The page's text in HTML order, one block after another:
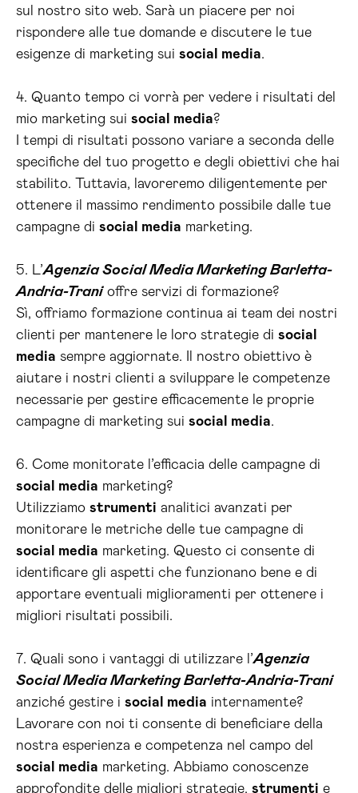
sul nostro sito web. Sarà un piacere per noi
rispondere alle tue domande e discutere le tue
esigenze di marketing sui social media.
4. Quanto tempo ci vorrà per vedere i risultati del
mio marketing sui social media?
I tempi di risultati possono variare a seconda delle
specifiche del tuo progetto e degli obiettivi che hai
stabilito. Tuttavia, lavoreremo diligentemente per
ottenere il massimo rendimento possibile dalle tue
campagne di social media marketing.
5. L’Agenzia Social Media Marketing Barletta-
Andria-Tranioffre servizi di formazione?
Sì, offriamo formazione continua ai team dei nostri
clienti per mantenere le loro strategie di social
media sempre aggiornate. Il nostro obiettivo è
aiutare i nostri clienti a sviluppare le competenze
necessarie per gestire efficacemente le proprie
campagne di marketing sui social media.
6. Come monitorate l’efficacia delle campagne di
social media marketing?
Utilizziamo strumenti analitici avanzati per
monitorare le metriche delle tue campagne di
social media marketing. Questo ci consente di
identificare gli aspetti che funzionano bene e di
apportare eventuali miglioramenti per ottenere i
migliori risultati possibili.
7. Quali sono i vantaggi di utilizzare l’Agenzia
Social Media Marketing Barletta-Andria-Trani
anziché gestire i social media internamente?
Lavorare con noi ti consente di beneficiare della
nostra esperienza e competenza nel campo del
social media marketing. Abbiamo conoscenze
approfondite delle migliori strategie, strumenti e